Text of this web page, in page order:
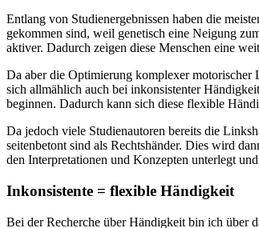
Entlang von Studienergebnissen haben die
gekommen sind, weil genetisch eine Neigung
aktiver. Dadurch zeigen diese Menschen eine
Da aber die Optimierung komplexer motorischer
sich allmählich auch bei inkonsistenter
beginnen. Dadurch kann sich diese flexible
Da jedoch viele Studienautoren bereits die
seitenbetont sind als Rechtshänder. Dies wird
den Interpretationen und Konzepten unterlegt
Inkonsistente = flexible Händigkeit
Bei der Recherche über Händigkeit bin ich über